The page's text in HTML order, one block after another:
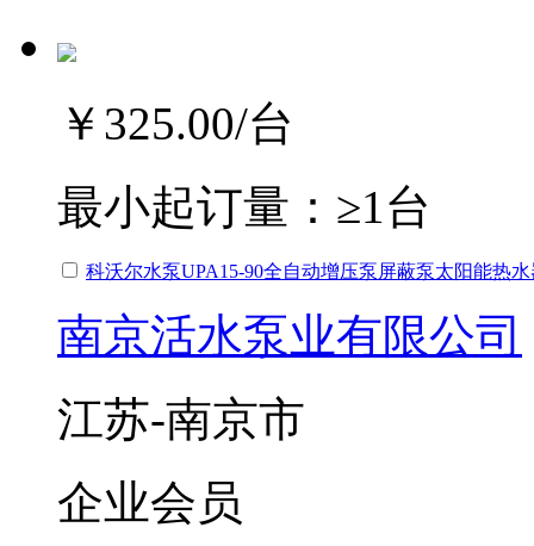
￥325.00/台
最小起订量： ≥1台
科沃尔水泵UPA15-90全自动增压泵屏蔽泵太阳能热
南京活水泵业有限公司
江苏-南京市
企业会员